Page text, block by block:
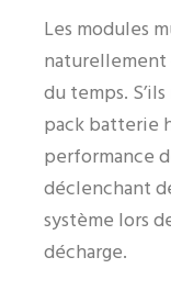
Les modules
naturellement
du temps.
pack batterie
performance
déclenchant
système lors
décharge.